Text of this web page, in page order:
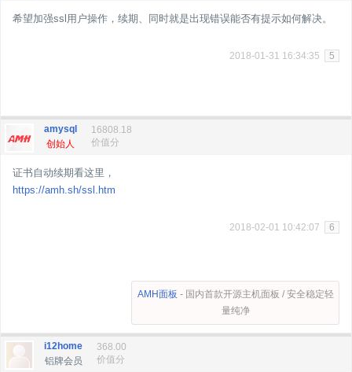
希望加强ssl用户操作，续期、同时就是出现错误能否有提示如何解决。
2018-01-31 16:34:35 5
amysql
创始人
16808.18
价值分
证书自动续期看这里，
https://amh.sh/ssl.htm
2018-02-01 10:42:07 6
AMH面板 - 国内首款开源主机面板 / 安全稳定轻
量纯净
i12home
铝牌会员
368.00
价值分